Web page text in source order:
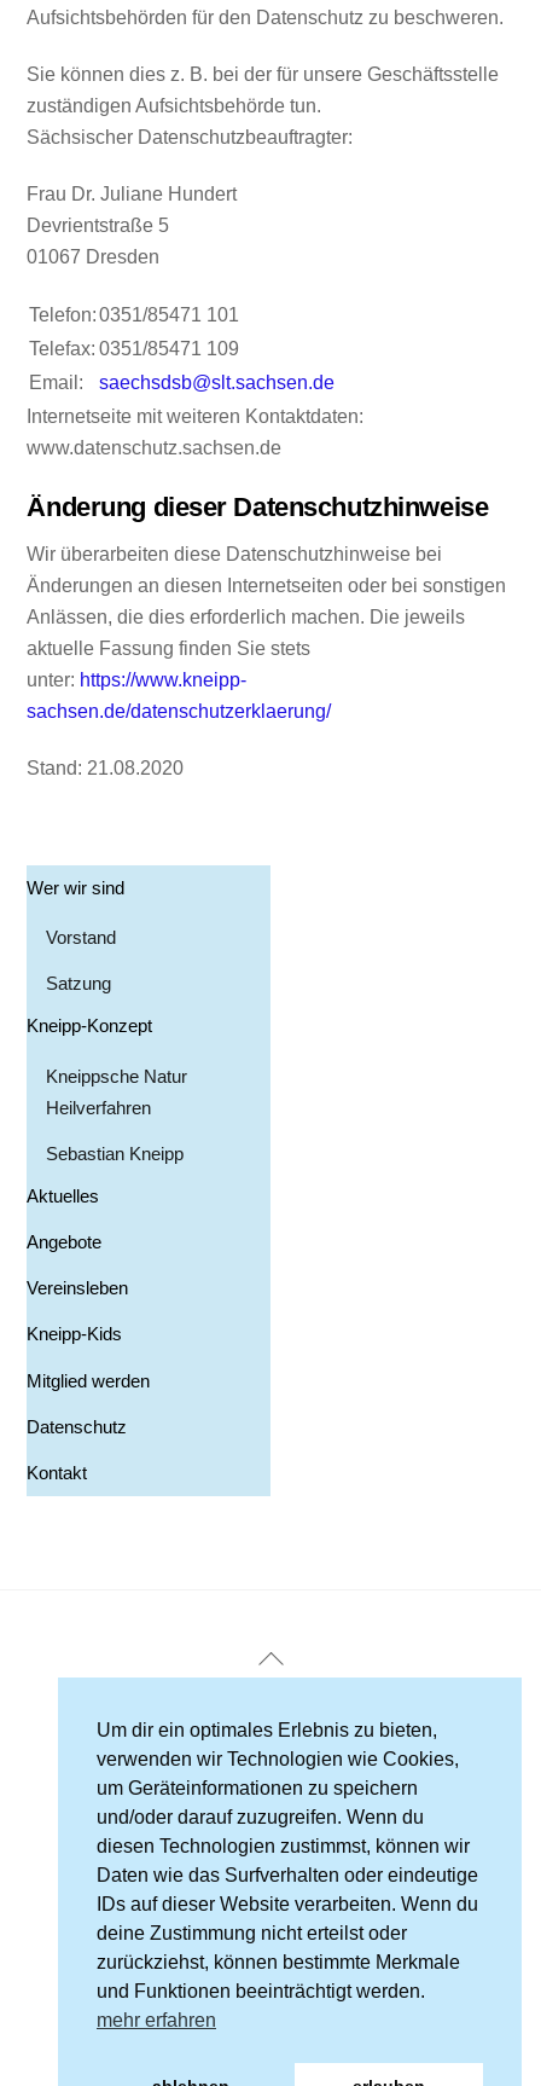
Aufsichtsbehörden für den Datenschutz zu beschweren.
Sie können dies z. B. bei der für unsere Geschäftsstelle
zuständigen Aufsichtsbehörde tun.
Sächsischer Datenschutzbeauftragter:
Frau Dr. Juliane Hundert
Devrientstraße 5
01067 Dresden
Telefon: 0351/85471 101
Telefax: 0351/85471 109
Email:
saechsdsb@slt.sachsen.de
Internetseite mit weiteren Kontaktdaten:
www.datenschutz.sachsen.de
Änderung dieser Datenschutzhinweise
Wir überarbeiten diese Datenschutzhinweise bei
Änderungen an diesen Internetseiten oder bei sonstigen
Anlässen, die dies erforderlich machen. Die jeweils
aktuelle Fassung finden Sie stets
unter: https://www.kneipp-
sachsen.de/datenschutzerklaerung/
Stand: 21.08.2020
Wer wir sind
Vorstand
Satzung
Kneipp-Konzept
Kneippsche Natur
Heilverfahren
Sebastian Kneipp
Aktuelles
Angebote
Vereinsleben
Kneipp-Kids
Mitglied werden
Datenschutz
Kontakt
Back
Datenschutz/Cookie-Richtlinie
Kontakt
Kneipp-Verein Bad Schandau und Umgebung e. V.
Marktplatz 4
01814 Bad Schandau
Telefon 035022/40626
Um dir ein optimales Erlebnis zu bieten,
verwenden wir Technologien wie Cookies,
um Geräteinformationen zu speichern
und/oder darauf zuzugreifen. Wenn du
diesen Technologien zustimmst, können wir
Daten wie das Surfverhalten oder eindeutige
IDs auf dieser Website verarbeiten. Wenn du
deine Zustimmung nicht erteilst oder
zurückziehst, können bestimmte Merkmale
und Funktionen beeinträchtigt werden.
mehr erfahren